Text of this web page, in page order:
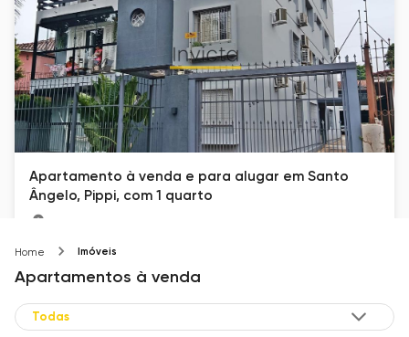
Home Imóveis
Apartamentos à venda
Apartamento à venda e para alugar em Santo
Ângelo, Pippi, com 1 quarto
130 m² 1
R$ 500.000